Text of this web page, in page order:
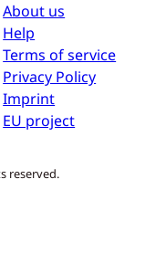
About us
Help
Terms of service
Privacy Policy
Imprint
EU project
reserved.